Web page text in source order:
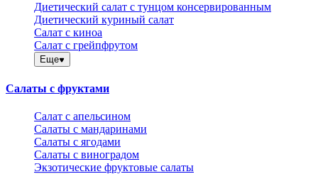
Диетический салат с тунцом консервированным
Диетический куриный салат
Салат с киноа
Салат с грейпфрутом
Еще
Салаты с фруктами
Салат с апельсином
Салаты с мандаринами
Салаты с ягодами
Салаты с виноградом
Экзотические фруктовые салаты